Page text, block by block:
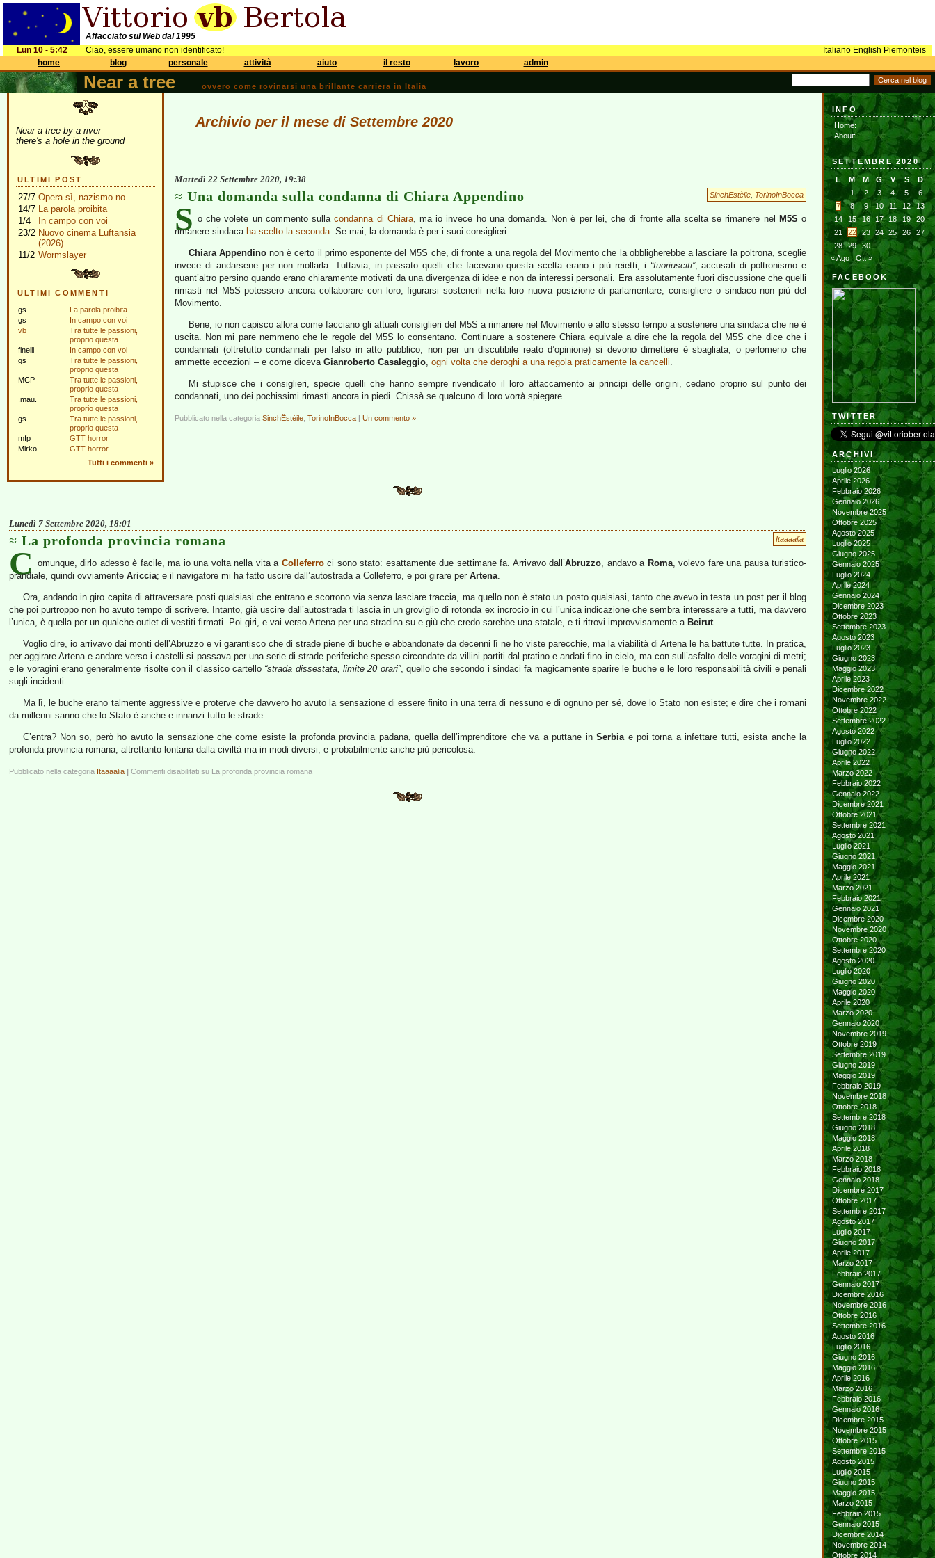
Affacciato sul Web dal 1995
Lun 10 - 5:42
Ciao, essere umano non identificato! Italiano English Piemonteis
home
blog personale attività aiuto il resto lavoro admin
Near a tree ovvero come rovinarsi una brillante carriera in Italia
Near a tree by a river
there's a hole in the ground
ULTIMI POST
27/7 Opera sì, nazismo no
14/7 La parola proibita
1/4
In campo con voi
23/2 Nuovo cinema Luftansia
(2026)
11/2 Wormslayer
ULTIMI COMMENTI
gs
La parola proibita
gs
In campo con voi
vb
Tra tutte le passioni,
proprio questa
finelli
In campo con voi
gs
Tra tutte le passioni,
proprio questa
MCP
Tra tutte le passioni,
proprio questa
.mau.
Tra tutte le passioni,
proprio questa
gs
Tra tutte le passioni,
proprio questa
mfp
GTT horror
Mirko
GTT horror
Tutti i commenti »
Archivio per il mese di Settembre 2020
Martedì 22 Settembre 2020, 19:38
SinchËstèile TorinoInBocca
Una domanda sulla condanna di Chiara Appendino
S o che volete un commento sullacondanna di Chiara, ma io invece ho una domanda. Non è per lei, che di fronte alla scelta se rimanere nel M5S o
rimanere sindaca ha scelto la seconda. Se mai, la domanda è per i suoi consiglieri.
Chiara Appendinonon è certo il primo esponente del M5S che, di fronte a una regola del Movimento che la obbligherebbe a lasciare la poltrona, sceglie
invece di andarsene per non mollarla. Tuttavia, in passato quelli che facevano questa scelta erano i più reietti, i “fuoriusciti”, accusati di poltronismo e
quant’altro persino quando erano chiaramente motivati da una divergenza di idee e non da interessi personali. Era assolutamente fuori discussione che quelli
rimasti nel M5S potessero ancora collaborare con loro, figurarsi sostenerli nella loro nuova posizione di parlamentare, consigliere o sindaco non più del
Movimento.
Bene, io non capisco allora come facciano gli attuali consiglieri del M5S a rimanere nel Movimento e allo stesso tempo a sostenere una sindaca che ne è
uscita. Non mi pare nemmeno che le regole del M5S lo consentano. Continuare a sostenere Chiara equivale a dire che la regola del M5S che dice che i
condannati (oltretutto condannati per falso in atto pubblico, non per un discutibile reato d’opinione) si devono dimettere è sbagliata, o perlomeno che
ammette eccezioni – e come diceva Gianroberto Casaleggio, ogni volta che deroghi a una regola praticamente la cancelli.
Mi stupisce che i consiglieri, specie quelli che hanno sempre rivendicato il loro attaccamento ai principi delle origini, cedano proprio sul punto dei
condannati, uno dei pochissimi rimasti ancora in piedi. Chissà se qualcuno di loro vorrà spiegare.
Pubblicato nella categoria SinchËstèile TorinoInBocca | Un commento »
Lunedì 7 Settembre 2020, 18:01
Itaaaalia
La profonda provincia romana
C omunque, dirlo adesso è facile, ma io una volta nella vita a Colleferroci sono stato: esattamente due settimane fa. Arrivavo dall’Abruzzo, andavo a Roma, volevo fare una pausa turistico-
prandiale, quindi ovviamente Ariccia; e il navigatore mi ha fatto uscire dall’autostrada a Colleferro, e poi girare per Artena.
Ora, andando in giro capita di attraversare posti qualsiasi che entrano e scorrono via senza lasciare traccia, ma quello non è stato un posto qualsiasi, tanto che avevo in testa un post per il blog
che poi purtroppo non ho avuto tempo di scrivere. Intanto, già uscire dall’autostrada ti lascia in un groviglio di rotonda ex incrocio in cui l’unica indicazione che sembra interessare a tutti, ma davvero
l’unica, è quella per un qualche outlet di vestiti firmati. Poi giri, e vai verso Artena per una stradina su e giù che credo sarebbe una statale, e ti ritrovi improvvisamente a Beirut.
Voglio dire, io arrivavo dai monti dell’Abruzzo e vi garantisco che di strade piene di buche e abbandonate da decenni lì ne ho viste parecchie, ma la viabilità di Artena le ha battute tutte. In pratica,
per aggirare Artena e andare verso i castelli si passava per una serie di strade periferiche spesso circondate da villini partiti dal pratino e andati fino in cielo, ma con sull’asfalto delle voragini di metri;
e le voragini erano generalmente risolte con il classico cartello “strada dissestata, limite 20 orari”, quello che secondo i sindaci fa magicamente sparire le buche e le loro responsabilità civili e penali
sugli incidenti.
Ma lì, le buche erano talmente aggressive e proterve che davvero ho avuto la sensazione di essere finito in una terra di nessuno e di ognuno per sé, dove lo Stato non esiste; e dire che i romani
da millenni sanno che lo Stato è anche e innanzi tutto le strade.
C’entra? Non so, però ho avuto la sensazione che come esiste la profonda provincia padana, quella dell’imprenditore che va a puttane inSerbiae poi torna a infettare tutti, esista anche la
profonda provincia romana, altrettanto lontana dalla civiltà ma in modi diversi, e probabilmente anche più pericolosa.
Pubblicato nella categoria Itaaaalia | Commenti disabilitati su La profonda provincia romana
INFO
:Home:
:About:
SETTEMBRE 2020
L M M G V S
D
1
2 3 4 5
6
7
8 9 10 11 12
13
14
15 16 17 18 19
20
21
22 23 24 25 26
27
28
29
30
« Ago
Ott »
FACEBOOK
TWITTER
ARCHIVI
Luglio 2026
Aprile 2026
Febbraio 2026
Gennaio 2026
Novembre 2025
Ottobre 2025
Agosto 2025
Luglio 2025
Giugno 2025
Gennaio 2025
Luglio 2024
Aprile 2024
Gennaio 2024
Dicembre 2023
Ottobre 2023
Settembre 2023
Agosto 2023
Luglio 2023
Giugno 2023
Maggio 2023
Aprile 2023
Dicembre 2022
Novembre 2022
Ottobre 2022
Settembre 2022
Agosto 2022
Luglio 2022
Giugno 2022
Aprile 2022
Marzo 2022
Febbraio 2022
Gennaio 2022
Dicembre 2021
Ottobre 2021
Settembre 2021
Agosto 2021
Luglio 2021
Giugno 2021
Maggio 2021
Aprile 2021
Marzo 2021
Febbraio 2021
Gennaio 2021
Dicembre 2020
Novembre 2020
Ottobre 2020
Settembre 2020
Agosto 2020
Luglio 2020
Giugno 2020
Maggio 2020
Aprile 2020
Marzo 2020
Gennaio 2020
Novembre 2019
Ottobre 2019
Settembre 2019
Giugno 2019
Maggio 2019
Febbraio 2019
Novembre 2018
Ottobre 2018
Settembre 2018
Giugno 2018
Maggio 2018
Aprile 2018
Marzo 2018
Febbraio 2018
Gennaio 2018
Dicembre 2017
Ottobre 2017
Settembre 2017
Agosto 2017
Luglio 2017
Giugno 2017
Aprile 2017
Marzo 2017
Febbraio 2017
Gennaio 2017
Dicembre 2016
Novembre 2016
Ottobre 2016
Settembre 2016
Agosto 2016
Luglio 2016
Giugno 2016
Maggio 2016
Aprile 2016
Marzo 2016
Febbraio 2016
Gennaio 2016
Dicembre 2015
Novembre 2015
Ottobre 2015
Settembre 2015
Agosto 2015
Luglio 2015
Giugno 2015
Maggio 2015
Marzo 2015
Febbraio 2015
Gennaio 2015
Dicembre 2014
Novembre 2014
Ottobre 2014